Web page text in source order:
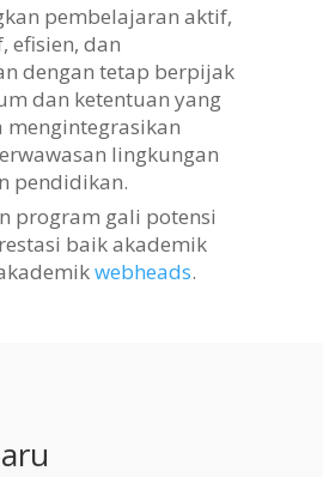
pembelajaran aktif,
efisien, dan
dengan tetap berpijak
dan ketentuan yang
mengintegrasikan
lingkungan
pendidikan.
program gali potensi
baik akademik
webheads.